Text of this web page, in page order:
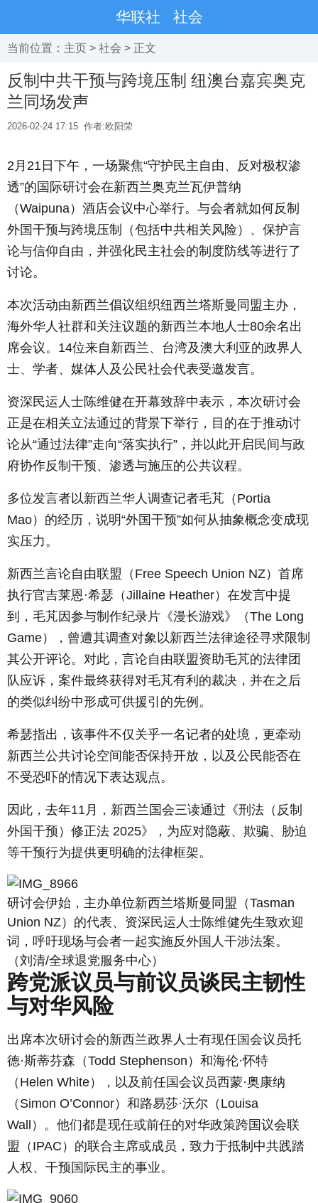
华联社 社会
当前位置： 主页 > 社会 > 正文
反制中共干预与跨境压制 纽澳台嘉宾奥克
兰同场发声
2026-02-24 17:15 作者:欧阳荣
2月21日下午，一场聚焦“守护民主自由、反对极权渗
透”的国际研讨会在新西兰奥克兰瓦伊普纳
（Waipuna）酒店会议中心举行。与会者就如何反制
外国干预与跨境压制（包括中共相关风险）、保护言
论与信仰自由，并强化民主社会的制度防线等进行了
讨论。
本次活动由新西兰倡议组织纽西兰塔斯曼同盟主办，
海外华人社群和关注议题的新西兰本地人士80余名出
席会议。14位来自新西兰、台湾及澳大利亚的政界人
士、学者、媒体人及公民社会代表受邀发言。
资深民运人士陈维健在开幕致辞中表示，本次研讨会
正是在相关立法通过的背景下举行，目的在于推动讨
论从“通过法律”走向“落实执行”，并以此开启民间与政
府协作反制干预、渗透与施压的公共议程。
多位发言者以新西兰华人调查记者毛芃（Portia
Mao）的经历，说明“外国干预”如何从抽象概念变成现
实压力。
新西兰言论自由联盟（Free Speech Union NZ）首席
执行官吉莱恩·希瑟（Jillaine Heather）在发言中提
到，毛芃因参与制作纪录片《漫长游戏》（The Long
Game），曾遭其调查对象以新西兰法律途径寻求限制
其公开评论。对此，言论自由联盟资助毛芃的法律团
队应诉，案件最终获得对毛芃有利的裁决，并在之后
的类似纠纷中形成可供援引的先例。
希瑟指出，该事件不仅关乎一名记者的处境，更牵动
新西兰公共讨论空间能否保持开放，以及公民能否在
不受恐吓的情况下表达观点。
因此，去年11月，新西兰国会三读通过《刑法（反制
外国干预）修正法 2025》，为应对隐蔽、欺骗、胁迫
等干预行为提供更明确的法律框架。
研讨会伊始，主办单位新西兰塔斯曼同盟（Tasman
Union NZ）的代表、资深民运人士陈维健先生致欢迎
词，呼吁现场与会者一起实施反外国人干涉法案。
（刘清/全球退党服务中心）
跨党派议员与前议员谈民主韧性
与对华风险
出席本次研讨会的新西兰政界人士有现任国会议员托
德·斯蒂芬森（Todd Stephenson）和海伦·怀特
（Helen White），以及前任国会议员西蒙·奥康纳
（Simon O’Connor）和路易莎·沃尔（Louisa
Wall）。他们都是现任或前任的对华政策跨国议会联
盟（IPAC）的联合主席或成员，致力于抵制中共践踏
人权、干预国际民主的事业。